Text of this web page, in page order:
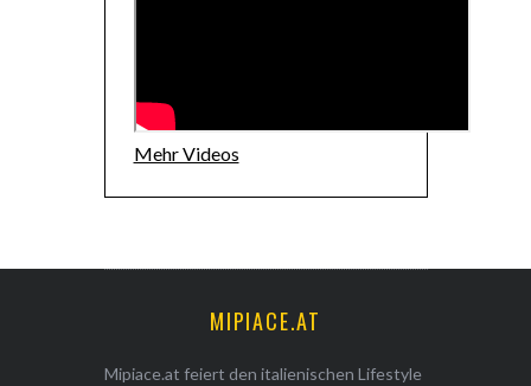
Mehr Videos
MIPIACE.AT
Mipiace.at feiert den italienischen Lifestyle